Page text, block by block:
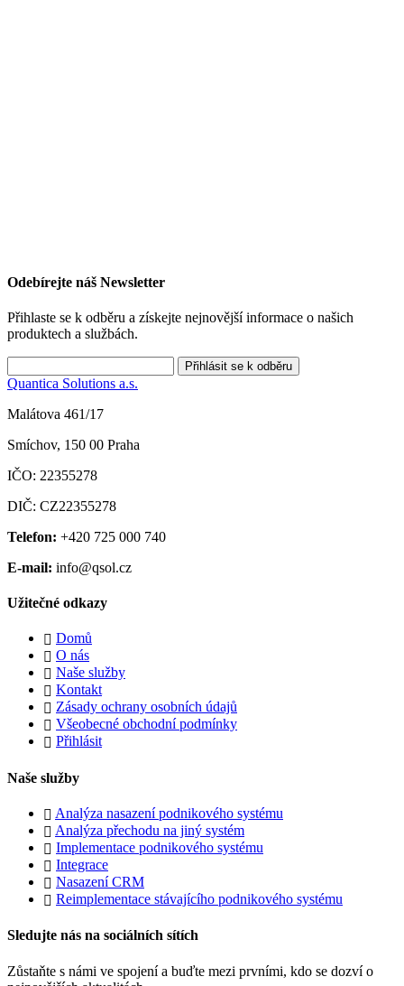
Odebírejte náš Newsletter
Přihlaste se k odběru a získejte nejnovější informace o našich
produktech a službách.
Quantica Solutions a.s.
Malátova 461/17
Smíchov, 150 00 Praha
IČO: 22355278
DIČ: CZ22355278
Telefon: +420 725 000 740
E-mail: info@qsol.cz
Užitečné odkazy
Domů
O nás
Naše služby
Kontakt
Zásady ochrany osobních údajů
Všeobecné obchodní podmínky
Přihlásit
Naše služby
Analýza nasazení podnikového systému
Analýza přechodu na jiný systém
Implementace podnikového systému
Integrace
Nasazení CRM
Reimplementace stávajícího podnikového systému
Sledujte nás na sociálních sítích
Zůstaňte s námi ve spojení a buďte mezi prvními, kdo se dozví o